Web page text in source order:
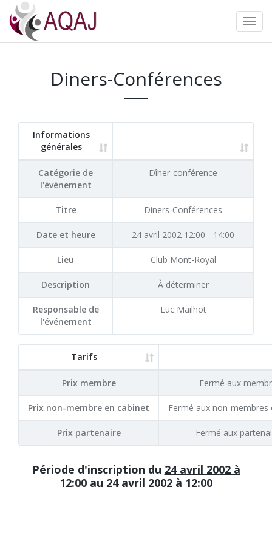
Diners-Conférences
Informations
générales
Catégorie de
l'événement
Dîner-conférence
Titre Diners-Conférences
Date et heure 24 avril 2002 12:00 - 14:00
Lieu Club Mont-Royal
Description À déterminer
Responsable de
l'événement
Luc Mailhot
Tarifs
Prix membre Fermé aux
Prix non-membre en cabinet Fermé aux non-membres
Prix partenaire Fermé aux
Période d'inscription du 24 avril 2002 à
12:00 au 24 avril 2002 à 12:00